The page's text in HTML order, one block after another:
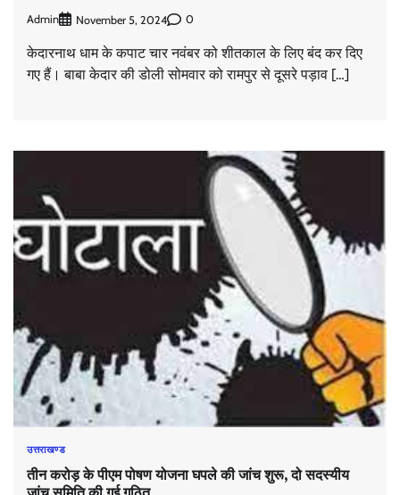
Admin November 5, 2024 0
केदारनाथ धाम के कपाट चार नवंबर को शीतकाल के लिए बंद कर दिए
गए हैं। बाबा केदार की डोली सोमवार को रामपुर से दूसरे पड़ाव […]
उत्तराखण्ड
तीन करोड़ के पीएम पोषण योजना घपले की जांच शुरू, दो सदस्यीय